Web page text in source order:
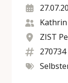
ZIST
270734